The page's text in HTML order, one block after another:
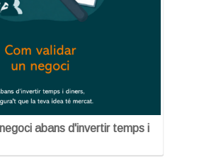
abans d'invertir temps i